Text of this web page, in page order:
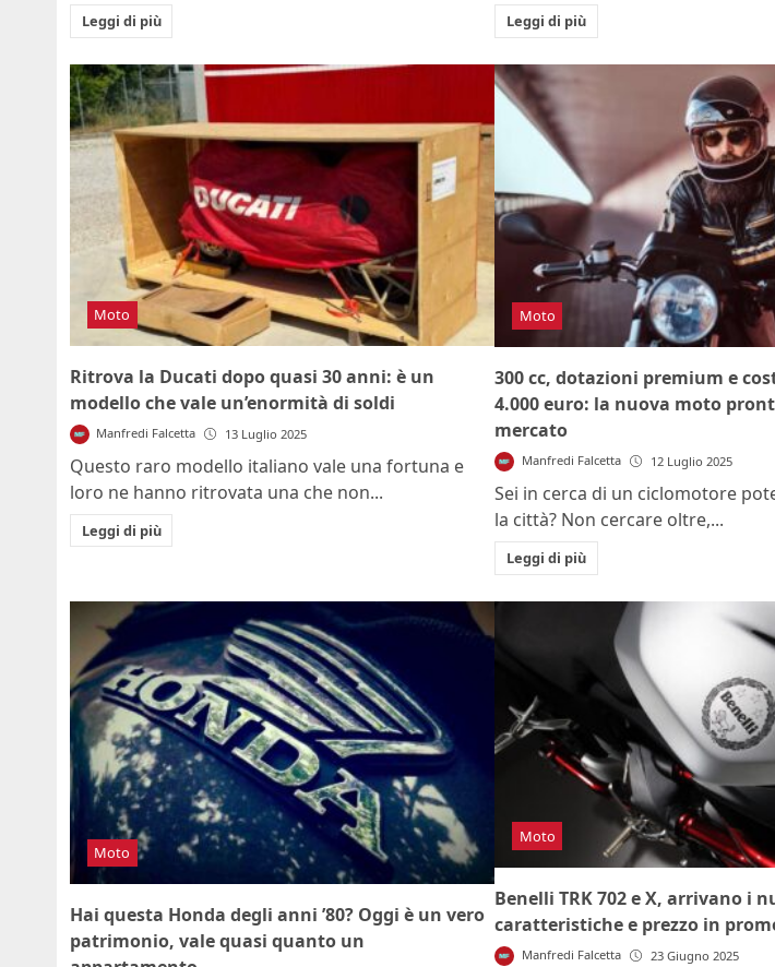
Leggi di più Leggi di più
Moto
Ritrova la Ducati dopo quasi 30 anni: è un
modello che vale un’enormità di soldi
Manfredi Falcetta 13 Luglio 2025
Questo raro modello italiano vale una fortuna e
loro ne hanno ritrovata una che non...
Leggi di più
Moto
300 cc, dotazioni premium e
4.000 euro: la nuova moto
mercato
Manfredi Falcetta 12 Luglio 2025
Sei in cerca di un ciclomotore
la città? Non cercare oltre,...
Leggi di più
Moto
Hai questa Honda degli anni ’80? Oggi è un vero
patrimonio, vale quasi quanto un
Moto
Benelli TRK 702 e X, arrivano i
caratteristiche e prezzo in
Manfredi Falcetta 23 Giugno 2025